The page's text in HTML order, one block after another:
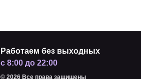
Работаем без выходных
с 8:00 до 22:00
© 2026 Все права защищены